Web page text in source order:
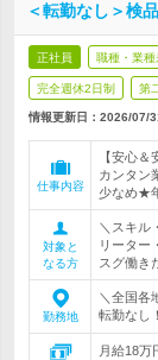
＜転勤なし＞検
正社員 職種・業
完全週休2日制 第
情報更新日：2026/07/
仕事内容
【安心
カンタン
少なめ★
対象と
なる方
＼スキル
リーター
スグ働き
勤務地
＼全国各
転勤なし
月給18万